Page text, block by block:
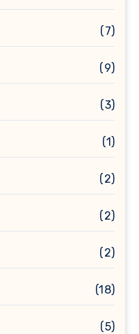
(7)
(9)
(3)
(1)
(2)
(2)
(2)
(18)
(5)